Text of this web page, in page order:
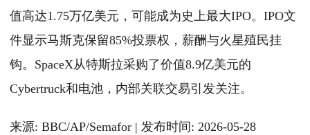
值高达1.75万亿美元，可能成为史上最大IPO。IPO文
件显示马斯克保留85%投票权，薪酬与火星殖民挂
钩。SpaceX从特斯拉采购了价值8.9亿美元的
Cybertruck和电池，内部关联交易引发关注。
来源: BBC/AP/Semafor | 发布时间: 2026-05-28